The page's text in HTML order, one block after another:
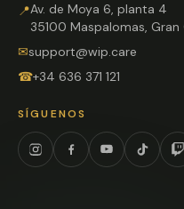
📍Av. de Moya 6, planta 4
35100 Maspalomas, Gran
✉support@wip.care
☎+34 636 371 121
SÍGUENOS
InstagramFacebookYouTubeTikTok